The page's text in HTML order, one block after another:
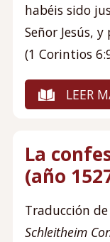
habéis sido
Señor Jesús,
(1 Corintios
LEER
La
(año
Traducción de
Schleitheim